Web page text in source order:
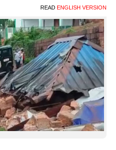
READ ENGLISH VERSION